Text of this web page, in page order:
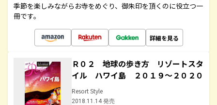
季節を楽しみながらお寺をめぐり、御朱印を頂くのに役立つ一
冊です。
詳細を見る
Ｒ０２ 地球の歩き方 リゾートスタ
イル ハワイ島 ２０１９～２０２０
Resort Style
2018.11.14 発売